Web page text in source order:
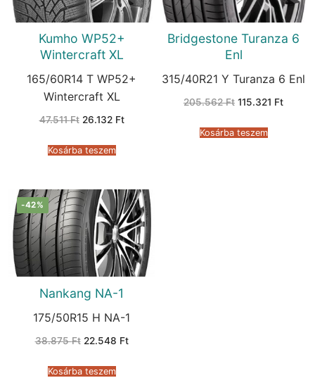
Kumho WP52+
Wintercraft XL
165/60R14 T WP52+
Wintercraft XL
47.511Ft Original
47.511 Ft.
26.132 FtCurrent
Kosárba teszem
Bridgestone Turanza 6
Enl
315/40R21 Y Turanza 6 Enl
205.562Ft Original
205.562 Ft.
115.321 Ft
Kosárba teszem
-42%
Nankang NA-1
175/50R15 H NA-1
38.875Ft Original
38.875 Ft.
22.548 FtCurrent
Kosárba teszem